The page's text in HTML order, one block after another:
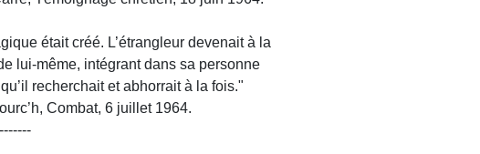
était créé. L’étrangleur devenait à la
lui-même, intégrant dans sa personne
recherchait et abhorrait à la fois."
Combat, 6 juillet 1964.